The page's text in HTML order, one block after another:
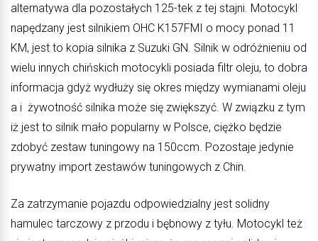
alternatywa dla pozostałych 125-tek z tej stajni. Motocykl
napędzany jest silnikiem OHC K157FMI o mocy ponad 11
KM, jest to kopia silnika z Suzuki GN. Silnik w odróżnieniu od
wielu innych chińskich motocykli posiada filtr oleju, to dobra
informacja gdyż wydłuży się okres między wymianami oleju
a i żywotność silnika może się zwiększyć. W związku z tym
iż jest to silnik mało popularny w Polsce, ciężko będzie
zdobyć zestaw tuningowy na 150ccm. Pozostaje jedynie
prywatny import zestawów tuningowych z Chin.
Za zatrzymanie pojazdu odpowiedzialny jest solidny
hamulec tarczowy z przodu i bębnowy z tyłu. Motocykl też